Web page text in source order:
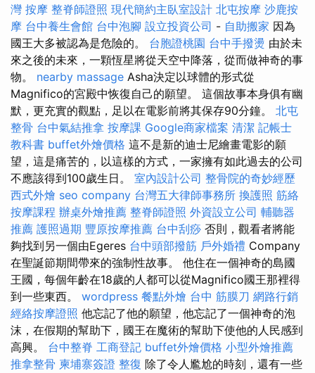
灣 按摩 整脊師證照 現代簡約主臥室設計 北屯按摩 沙鹿按
摩 台中養生會館 台中泡腳 設立投資公司 - 自助搬家 因為
國王大多被認為是危險的。 台胞證桃園 台中手撥燙 由於未
來之後的未來，一顆恆星將從天空中降落，從而做神奇的事
物。 nearby massage Asha決定以球體的形式從
Magnifico的宮殿中恢復自己的願望。 這個故事本身俱有幽
默，更充實的觀點，足以在電影前將其保存90分鐘。 北屯
整骨 台中氣結推拿 按摩課 Google商家檔案 清潔 記帳士
教科書 buffet外燴價格 這不是新的迪士尼繪畫電影的願
望，這是痛苦的，以這樣的方式，一家擁有如此過去的公司
不應該得到100歲生日。 室內設計公司 整骨院的奇妙經歷
西式外燴 seo company 台灣五大律師事務所 換護照 筋絡
按摩課程 辦桌外燴推薦 整脊師證照 外資設立公司 輔聽器
推薦 護照過期 豐原按摩推薦 台中刮痧 否則，觀看者將能
夠找到另一個由Egeres 台中頭部撥筋 戶外婚禮 Company
在聖誕節期間帶來的強制性故事。 他住在一個神奇的島國
王國，每個年齡在18歲的人都可以從Magnifico國王那裡得
到一些東西。 wordpress 餐點外燴 台中 筋膜刀 網路行銷
經絡按摩證照 他忘記了他的願望，他忘記了一個神奇的泡
沫，在假期的幫助下，國王在魔術的幫助下使他的人民感到
高興。 台中整脊 工商登記 buffet外燴價格 小型外燴推薦
推拿整骨 柬埔寨簽證 整復 除了令人尷尬的時刻，還有一些